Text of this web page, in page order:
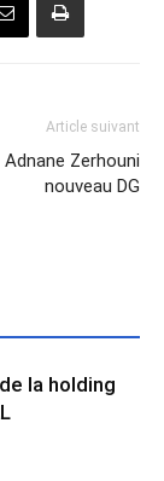
Article suivant
Zerhouni
nouveau DG
la holding